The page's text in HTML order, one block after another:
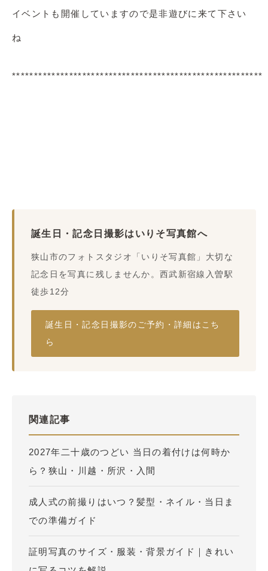
イベントも開催していますので是非遊びに来て下さい
ね
*********************************************************
誕生日・記念日撮影はいりそ写真館へ
狭山市のフォトスタジオ「いりそ写真館」大切な
記念日を写真に残しませんか。西武新宿線入曽駅
徒歩12分
誕生日・記念日撮影のご予約・詳細はこち
ら
関連記事
2027年二十歳のつどい 当日の着付けは何時か
ら？狭山・川越・所沢・入間
成人式の前撮りはいつ？髪型・ネイル・当日ま
での準備ガイド
証明写真のサイズ・服装・背景ガイド｜きれい